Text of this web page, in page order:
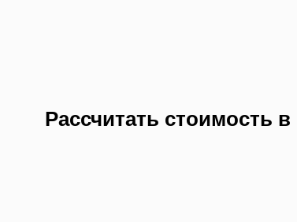
Рассчитать стоимость